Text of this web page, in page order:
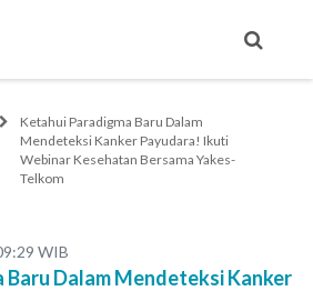
Ketahui Paradigma Baru Dalam
Mendeteksi Kanker Payudara! Ikuti
Webinar Kesehatan Bersama Yakes-
Telkom
WIB
Baru Dalam Mendeteksi Kanker